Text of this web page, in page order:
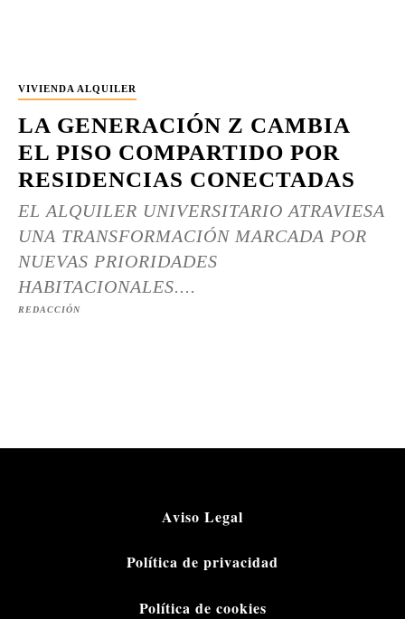
VIVIENDA ALQUILER
LA GENERACIÓN Z CAMBIA
EL PISO COMPARTIDO POR
RESIDENCIAS CONECTADAS
EL ALQUILER UNIVERSITARIO ATRAVIESA
UNA TRANSFORMACIÓN MARCADA POR
NUEVAS PRIORIDADES
HABITACIONALES....
REDACCIÓN
Aviso Legal
Política de privacidad
Política de cookies